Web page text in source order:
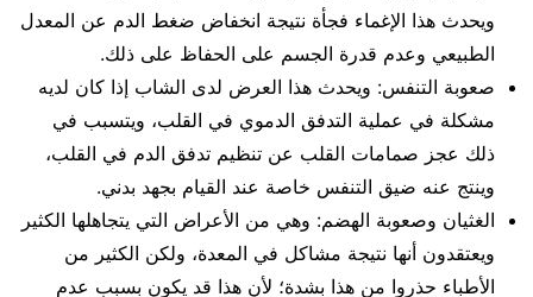
ويحدث هذا الإغماء فجأة نتيجة انخفاض ضغط الدم عن المعدل
الطبيعي وعدم قدرة الجسم على الحفاظ على ذلك.
صعوبة التنفس: ويحدث هذا العرض لدى الشاب إذا كان لديه
مشكلة في عملية التدفق الدموي في القلب، ويتسبب في
ذلك عجز صمامات القلب عن تنظيم تدفق الدم في القلب،
وينتج عنه ضيق التنفس خاصة عند القيام بجهد بدني.
الغثيان وصعوبة الهضم: وهي من الأعراض التي يتجاهلها الكثير
ويعتقدون أنها نتيجة مشاكل في المعدة، ولكن الكثير من
الأطباء حذروا من هذا بشدة؛ لأن هذا قد يكون بسبب عدم